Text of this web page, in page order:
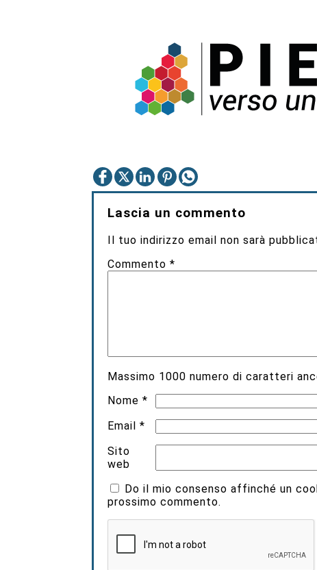
Lascia un commento
Il tuo indirizzo email non sarà
Commento*
Massimo 1000 numero di caratteri
Nome*
Email*
Sito
web
Do il mio consenso affinché un
prossimo commento.